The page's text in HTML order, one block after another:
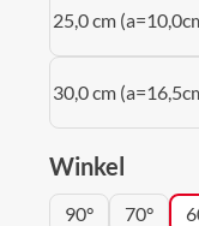
25,0 cm
30,0 cm
Winkel
90° 70°